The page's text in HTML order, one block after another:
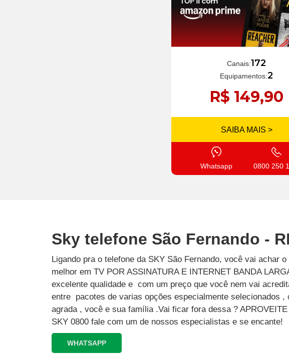
Canais:172
Equipamentos:2
R$ 149,90
SAIBA MAIS >
Whatsapp 0800 250
Sky telefone São Fernando -
Ligando pra o telefone da SKY São Fernando, você vai achar o
melhor em TV POR ASSINATURA E INTERNET BANDA
excelente qualidade e com um preço que você nem vai
entre pacotes de varias opções especialmente selecionados ,
agrada , você e sua família .Vai ficar fora dessa ?
SKY 0800 fale com um de nossos especialistas e se encante!
WHATSAPP